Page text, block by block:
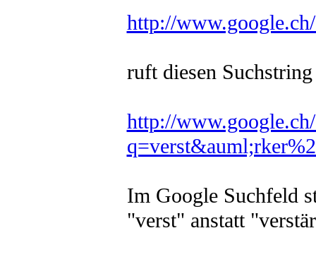
http://
ruft diesen
http://www.google.ch/
Im Google Suchfeld
"verst" anstatt